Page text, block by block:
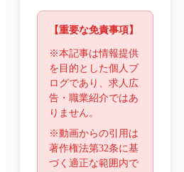
【重要な免責事項】
※本記事は情報提供
を目的とした個人ブ
ログであり、求人広
告・職業紹介ではあ
りません。
※動画からの引用は
著作権法第32条に基
づく適正な範囲内で